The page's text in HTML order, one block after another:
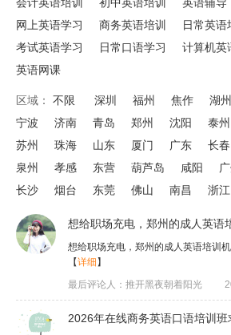
网上英语学习
商务英语培训 日常英语
考试英语学习
日常口语学习 计算机英
英语网课
区域： 不限 深圳 福州 焦作 湖州
宁波
济南 青岛 郑州 沈阳 泰州
苏州
珠海 山东 厦门 广东 长春
泉州
孝感 东营 葫芦岛 咸阳
长沙
烟台 东莞 佛山 南昌 浙江
想给职场充电，郑州的成人英语
想给职场充电，郑州的成人英语培训
【详细 】
最后评论人：推开黑夜朝着阳光
2026年在线商务英语口语培训